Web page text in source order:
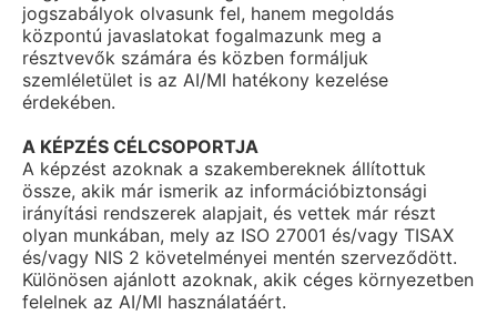
jogszabályok olvasunk fel, hanem megoldás
központú javaslatokat fogalmazunk meg a
résztvevők számára és közben formáljuk
szemléletület is az AI/MI hatékony kezelése
érdekében.
A KÉPZÉS CÉLCSOPORTJA
A képzést azoknak a szakembereknek állítottuk
össze, akik már ismerik az információbiztonsági
irányítási rendszerek alapjait, és vettek már részt
olyan munkában, mely az ISO 27001 és/vagy TISAX
és/vagy NIS 2 követelményei mentén szerveződött.
Különösen ajánlott azoknak, akik céges környezetben
felelnek az AI/MI használatáért.